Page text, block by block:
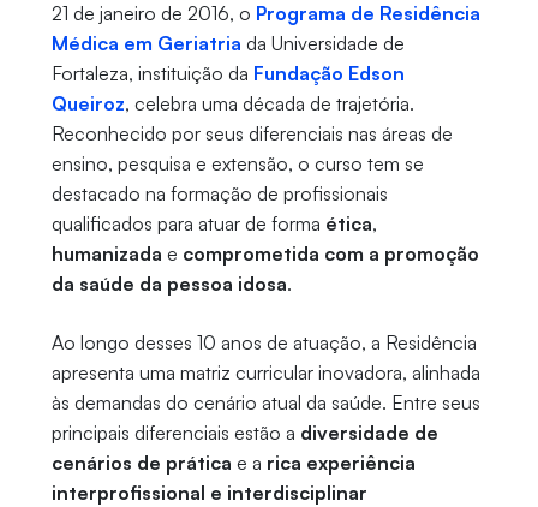
21 de janeiro de 2016, o Programa de Residência
Médica em Geriatria da Universidade de
Fortaleza, instituição da Fundação Edson
Queiroz, celebra uma década de trajetória.
Reconhecido por seus diferenciais nas áreas de
ensino, pesquisa e extensão, o curso tem se
destacado na formação de profissionais
qualificados para atuar de forma ética,
humanizada e comprometida com a promoção
da saúde da pessoa idosa.
Ao longo desses 10 anos de atuação, a Residência
apresenta uma matriz curricular inovadora, alinhada
às demandas do cenário atual da saúde. Entre seus
principais diferenciais estão a diversidade de
cenários de prática e a rica experiência
interprofissional e interdisciplinar